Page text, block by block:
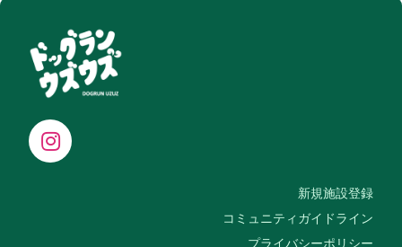
新規施設登録
コミュニティガイドライン
プライバシーポリシー